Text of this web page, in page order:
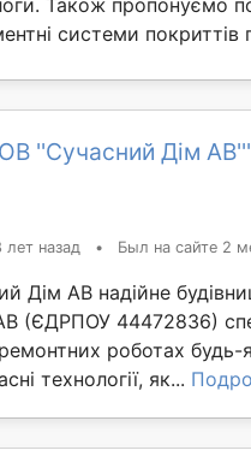
Також пропонуємо
системи покриттів
''Сучасний Дім
лет назад • Был на сайте 2
Дім АВ надійне
(ЄДРПОУ 44472836)
роботах будь-
технології, як...